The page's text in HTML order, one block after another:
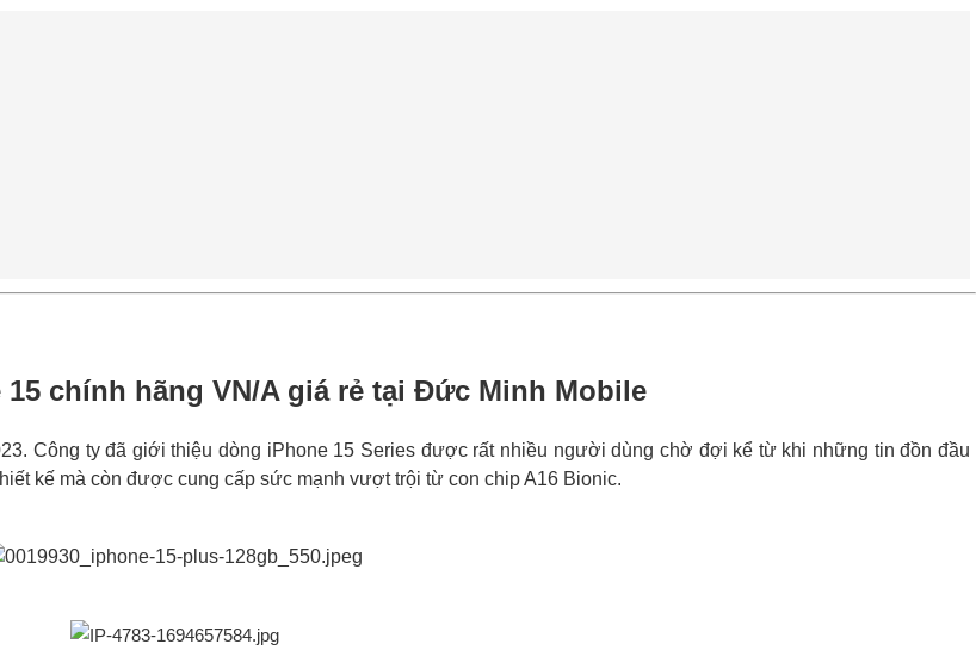
chính hãng VN/A giá rẻ tại Đức Minh Mobile
Công ty đã giới thiệu dòng iPhone 15 Series được rất nhiều người dùng chờ đợi kể từ khi những tin đồn đầu
kế mà còn được cung cấp sức mạnh vượt trội từ con chip A16 Bionic.